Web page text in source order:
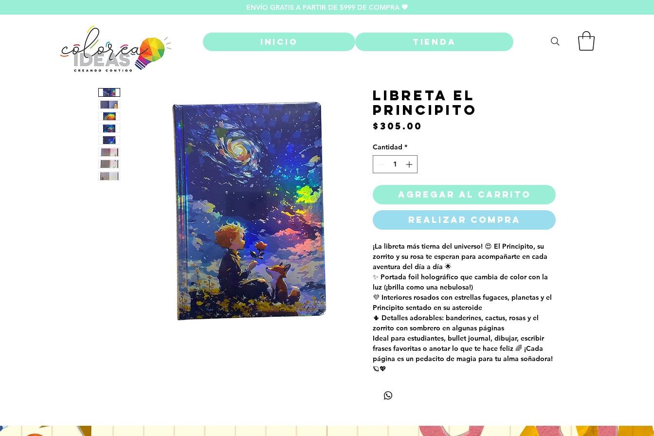
ENVÍO GRATIS A PARTIR DE $999 DE COMPRA 💖
Inicio Tienda
Libreta El
Principito
$305.00
Cantidad *
Agregar al carrito
Realizar compra
¡La libreta más tierna del universo! 😍 El Principito, su
zorrito y su rosa te esperan para acompañarte en cada
aventura del día a día 🌟
✨ Portada foil holográfico que cambia de color con la
luz (¡brilla como una nebulosa!)
💜 Interiores rosados con estrellas fugaces, planetas y el
Principito sentado en su asteroide
🌵 Detalles adorables: banderines, cactus, rosas y el
zorrito con sombrero en algunas páginas
Ideal para estudiantes, bullet journal, dibujar, escribir
frases favoritas o anotar lo que te hace feliz 🌈 ¡Cada
página es un pedacito de magia para tu alma soñadora!
🪐💖